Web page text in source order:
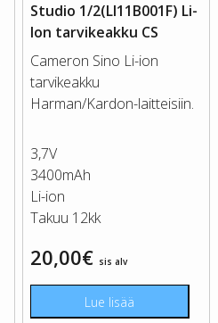
Studio 1/2(LI11B001F) Li-
Ion tarvikeakku CS
Cameron Sino Li-ion
tarvikeakku
Harman/Kardon-laitteisiin.
3,7V
3400mAh
Li-ion
Takuu 12kk
20,00€ sis alv
Lue lisää